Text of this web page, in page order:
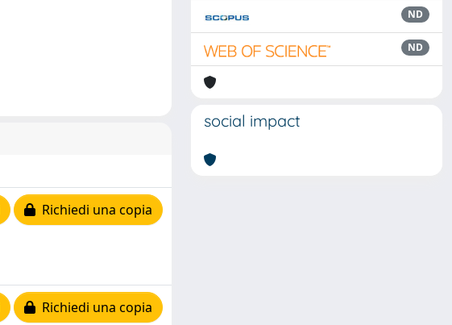
Richiedi una copia
Richiedi una copia
ND
ND
social impact